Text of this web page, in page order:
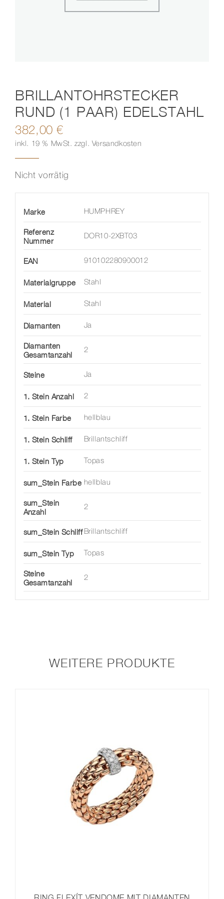
BRILLANTOHRSTECKER
RUND (1 PAAR) EDELSTAHL
382,00€
inkl. 19 % MwSt. zzgl. Versandkosten
Nicht vorrätig
Marke HUMPHREY
Referenz
Nummer
DOR10-2XBT03
EAN 910102280900012
Materialgruppe Stahl
Material Stahl
Diamanten Ja
Diamanten
Gesamtanzahl
2
Steine Ja
1. Stein Anzahl 2
1. Stein Farbe hellblau
1. Stein Schliff Brillantschliff
1. Stein Typ Topas
sum_Stein Farbe hellblau
sum_Stein
Anzahl
2
sum_Stein Schliff Brillantschliff
sum_Stein Typ Topas
Steine
Gesamtanzahl
2
WEITERE PRODUKTE